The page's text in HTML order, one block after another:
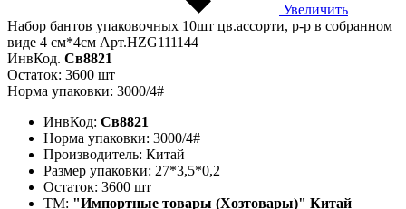
Увеличить
Набор бантов упаковочных 10шт цв.ассорти, р-р в собранном
виде 4 см*4см Арт.HZG111144
ИнвКод. Св8821
Остаток: 3600 шт
Норма упаковки: 3000/4#
ИнвКод: Св8821
Норма упаковки: 3000/4#
Производитель: Китай
Размер упаковки: 27*3,5*0,2
Остаток: 3600 шт
ТМ: "Импортные товары (Хозтовары)" Китай